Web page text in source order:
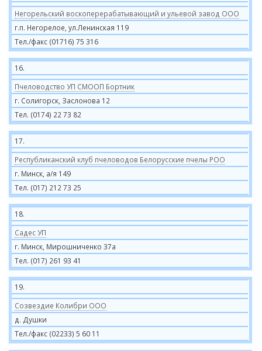
Негорельский воскоперерабатывающий и ульевой завод ООО
г.п. Негорелое, ул.Ленинская 119
Тел./факс (01716) 75 316
16.
Пчеловодство УП СМООП Бортник
г. Солигорск, Заслонова 12
Тел. (0174) 22 73 82
17.
Республиканский клуб пчеловодов Белорусские пчелы РОО
г. Минск, а/я 149
Тел. (017) 212 73 25
18.
Садес УП
г. Минск, Мирошниченко 37а
Тел. (017) 261 93 41
19.
Созвездие Колибри ООО
д. Душки
Тел./факс (02233) 5 60 11